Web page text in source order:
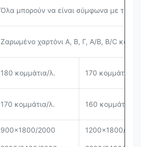
Όλα μπορούν να είναι σύμφωνα με τις
Ζαρωμένο χαρτόνι Α, Β, Γ, A/B, B/C και
180 κομμάτια/λ. 170 κομμάτια/λ.
170 κομμάτια/λ. 160 κομμάτια/λ.
900x1800/2000 1200x1800/